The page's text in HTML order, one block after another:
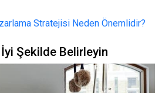
Stratejisi Neden Önemlidir?
Şekilde Belirleyin